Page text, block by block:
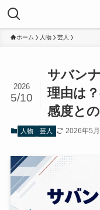
ホーム 人物 芸人
サバン
理由は
感度と
2026
5/10
人物 芸人 2026年5